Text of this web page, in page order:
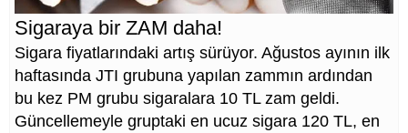
Sigaraya bir ZAM daha!
Sigara fiyatlarındaki artış sürüyor. Ağustos ayının ilk
haftasında JTI grubuna yapılan zammın ardından
bu kez PM grubu sigaralara 10 TL zam geldi.
Güncellemeyle gruptaki en ucuz sigara 120 TL, en